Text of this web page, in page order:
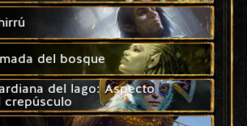
del bosque
del lago: Aspecto
crepúsculo